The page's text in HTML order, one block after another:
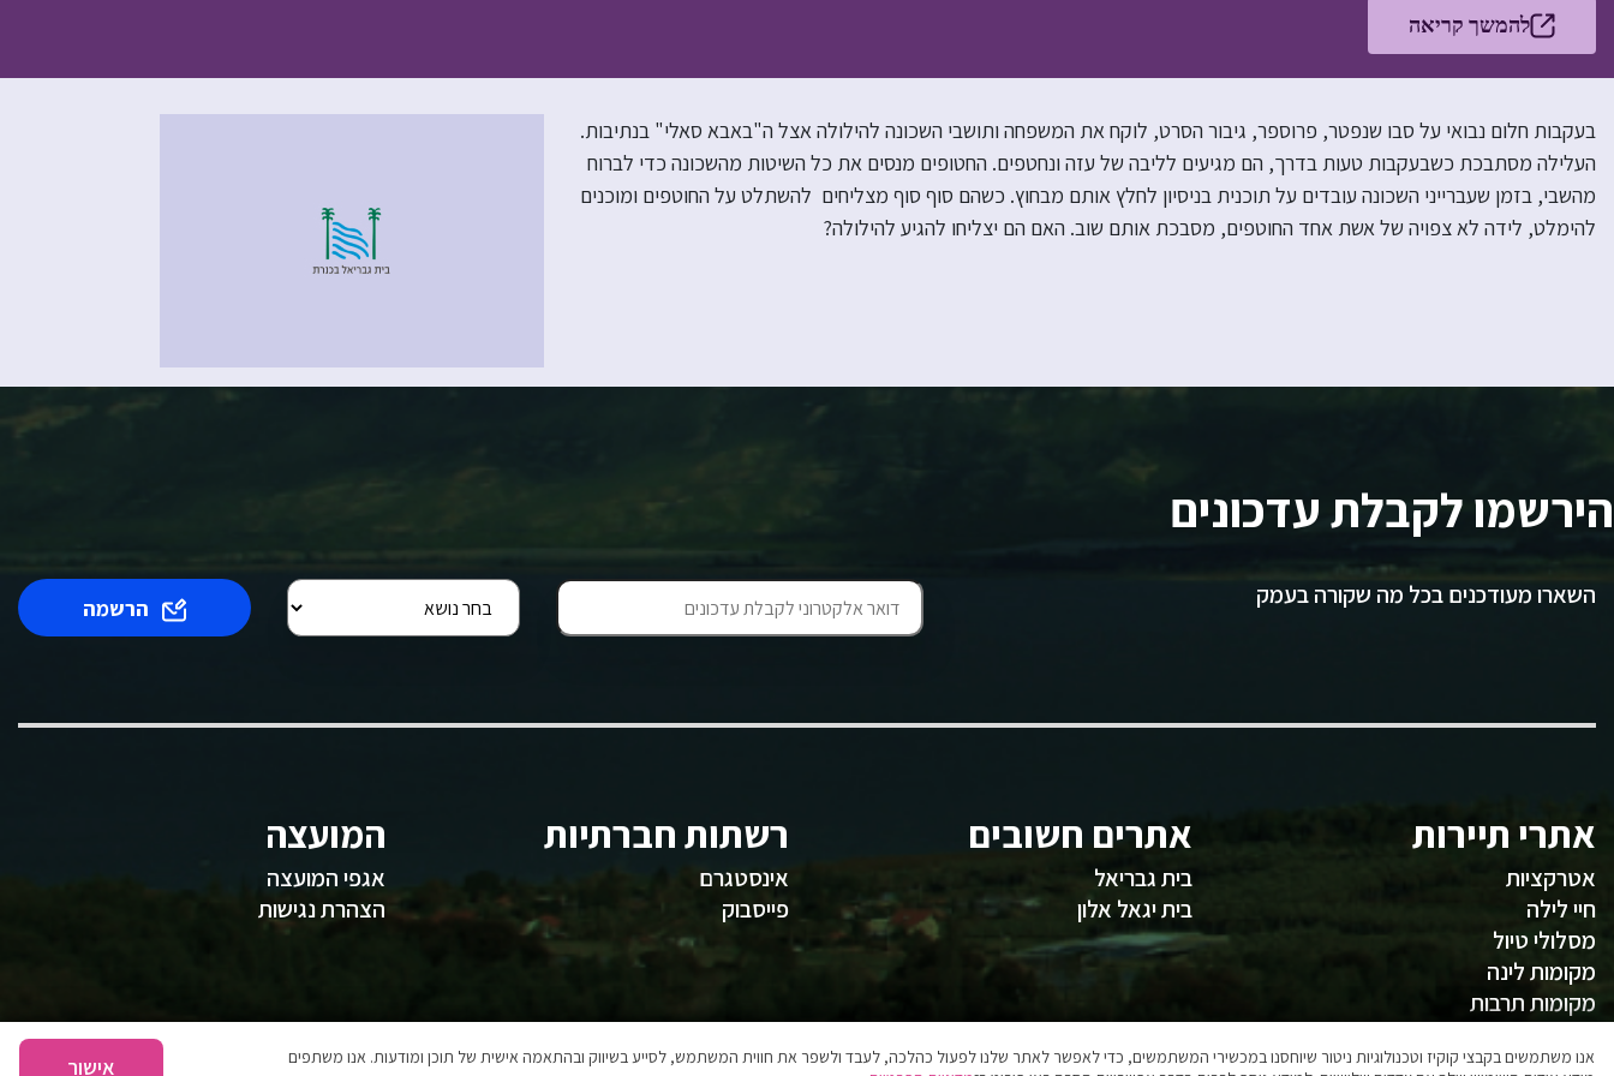
להמשך קריאה
בעקבות חלום נבואי על סבו שנפטר, פרוספר, גיבור הסרט, לוקח את המשפחה ותושבי השכונה להילולה אצל ה"באבא סאלי" בנתיבות.
העלילה מסתבכת כשבעקבות טעות בדרך, הם מגיעים לליבה של עזה ונחטפים. החטופים מנסים את כל השיטות מהשכונה כדי לברוח
מהשבי, בזמן שעברייני השכונה עובדים על תוכנית בניסיון לחלץ אותם מבחוץ. כשהם סוף סוף מצליחים להשתלט על החוטפים ומוכנים
להימלט, לידה לא צפויה של אשת אחד החוטפים, מסבכת אותם שוב. האם הם יצליחו להגיע להילולה?
הירשמו לקבלת עדכונים
השארו מעודכנים בכל מה שקורה בעמק הרשמה
אתרי תיירות
אטרקציות
חיי לילה
מסלולי טיול
מקומות לינה
מקומות תרבות
אתרים חשובים
בית גבריאל
בית יגאל אלון
רשתות חברתיות
אינסטגרם
פייסבוק
המועצה
אגפי המועצה
הצהרת נגישות
אנו משתמשים בקבצי קוקיז וטכנולוגיות ניטור שיוחסנו במכשירי המשתמשים, כדי לאפשר לאתר שלנו לפעול כהלכה, לעבד ולשפר את חווית המשתמש, לסייע בשיווק ובהתאמה אישית של תוכן ומודעות. אנו משתפים
אישור